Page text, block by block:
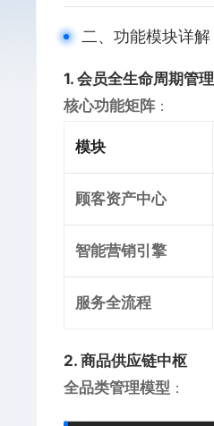
二、功能模块详解
​1. 会员全生命周期管理​
​核心功能矩阵​ ​：
​模块​
​顾客资产中心​
​智能营销引擎​
​服务全流程​
​2. 商品供应链中枢​
​全品类管理模型​ ​：